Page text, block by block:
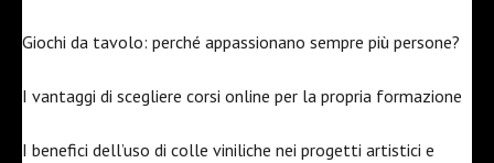
Giochi da tavolo: perché appassionano sempre più persone?
I vantaggi di scegliere corsi online per la propria formazione
I benefici dell’uso di colle viniliche nei progetti artistici e